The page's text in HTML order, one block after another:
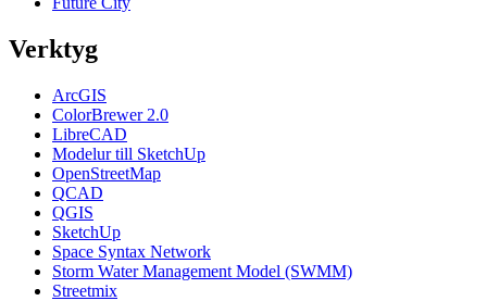
Verktyg
ArcGIS
ColorBrewer 2.0
LibreCAD
Modelur till SketchUp
OpenStreetMap
QCAD
QGIS
SketchUp
Space Syntax Network
Storm Water Management Model (SWMM)
Streetmix